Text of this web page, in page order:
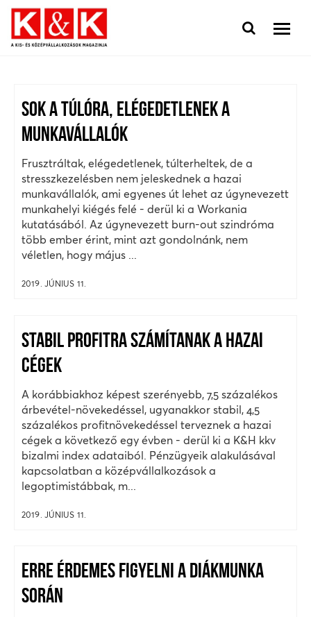
SOK A TÚLÓRA, ELÉGEDETLENEK A
MUNKAVÁLLALÓK
Frusztráltak, elégedetlenek, túlterheltek, de a
stresszkezelésben nem jeleskednek a hazai
munkavállalók, ami egyenes út lehet az úgynevezett
munkahelyi kiégés felé - derül ki a Workania
kutatásából. Az úgynevezett burn-out szindróma
több ember érint, mint azt gondolnánk, nem
véletlen, hogy május ...
2019. JÚNIUS 11.
STABIL PROFITRA SZÁMÍTANAK A HAZAI
CÉGEK
A korábbiakhoz képest szerényebb, 7,5 százalékos
árbevétel-növekedéssel, ugyanakkor stabil, 4,5
százalékos profitnövekedéssel terveznek a hazai
cégek a következő egy évben - derül ki a K&H kkv
bizalmi index adataiból. Pénzügyeik alakulásával
kapcsolatban a középvállalkozások a
legoptimistábbak, m...
2019. JÚNIUS 11.
ERRE ÉRDEMES FIGYELNI A DIÁKMUNKA
SORÁN